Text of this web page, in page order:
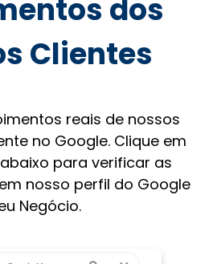
dos
Clientes
reais de nossos
no Google. Clique em
para verificar as
nosso perfil do Google
Negócio.